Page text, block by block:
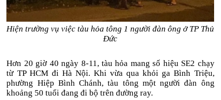
Hiện trường vụ việc tàu hỏa tông 1 người đàn ông ở TP Thủ
Đức
Hơn 20 giờ 40 ngày 8-11, tàu hỏa mang số hiệu SE2 chạy
từ TP HCM đi Hà Nội. Khi vừa qua khỏi ga Bình Triệu,
phường Hiệp Bình Chánh, tàu tông một người đàn ông
khoảng 50 tuổi đang đi bộ trên đường ray.